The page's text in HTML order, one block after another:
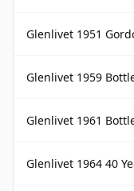
Glenlivet 1951
Glenlivet 1959
Glenlivet 1961
Glenlivet 1964 40